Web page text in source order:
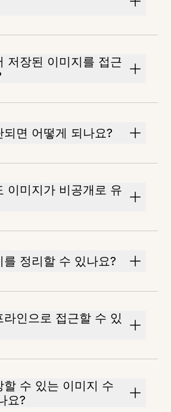
저장된 이미지를 접근
면 어떻게 되나요?
이미지가 비공개로 유
를 정리할 수 있나요?
라인으로 접근할 수 있
할 수 있는 이미지 수
요?